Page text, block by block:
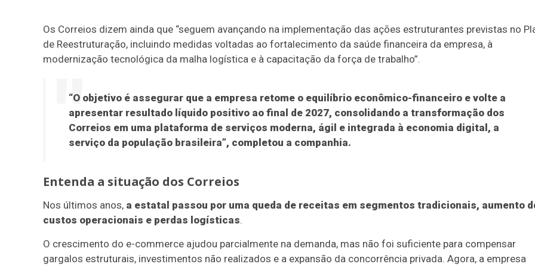
Os Correios dizem ainda que “seguem avançando na implementação das ações estruturantes previstas no
de Reestruturação, incluindo medidas voltadas ao fortalecimento da saúde financeira da empresa, à
modernização tecnológica da malha logística e à capacitação da força de trabalho”.
“O objetivo é assegurar que a empresa retome o equilíbrio econômico-financeiro e volte a
apresentar resultado líquido positivo ao final de 2027, consolidando a transformação dos
Correios em uma plataforma de serviços moderna, ágil e integrada à economia digital, a
serviço da população brasileira”, completou a companhia.
Entenda a situação dos Correios
Nos últimos anos, a estatal passou por uma queda de receitas em segmentos tradicionais, aumento
custos operacionais e perdas logísticas.
O crescimento do e-commerce ajudou parcialmente na demanda, mas não foi suficiente para compensar
gargalos estruturais, investimentos não realizados e a expansão da concorrência privada. Agora, a empresa